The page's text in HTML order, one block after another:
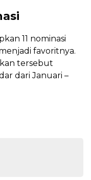
11 nominasi
favoritnya.
tersebut
dari Januari –